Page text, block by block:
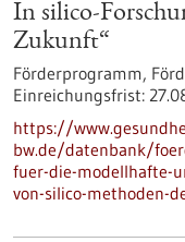
In silico-
Zukunft“
Förderprogramm,
Einreichungsfrist:
https://
bw.de/datenbank/
fuer-die-modellhafte-
von-silico-methoden-